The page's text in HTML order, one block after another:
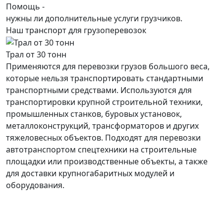
Помощь -
нужны ли дополнительные услуги грузчиков.
Наш транспорт для грузоперевозок
Трал от 30 тонн
Применяются для перевозки грузов большого веса,
которые нельзя транспортировать стандартными
транспортными средствами. Используются для
транспортировки крупной строительной техники,
промышленных станков, буровых установок,
металлоконструкций, трансформаторов и других
тяжеловесных объектов. Подходят для перевозки
автотранспортом спецтехники на строительные
площадки или производственные объекты, а также
для доставки крупногабаритных модулей и
оборудования.